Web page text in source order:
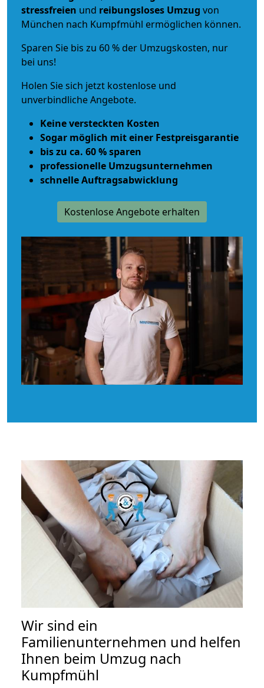
stressfreien und reibungsloses Umzug von
München nach Kumpfmühl ermöglichen können.
Sparen Sie bis zu 60 % der Umzugskosten, nur
bei uns!
Holen Sie sich jetzt kostenlose und
unverbindliche Angebote.
Keine versteckten Kosten
Sogar möglich mit einer Festpreisgarantie
bis zu ca. 60 % sparen
professionelle Umzugsunternehmen
schnelle Auftragsabwicklung
Kostenlose Angebote erhalten
Wir sind ein
Familienunternehmen und helfen
Ihnen beim Umzug nach
Kumpfmühl